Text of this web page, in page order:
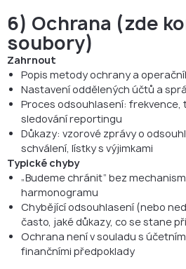
6) Ochrana (zde
soubory)
Zahrnout
Popis metody ochrany a
Nastavení oddělených účtů a
Proces odsouhlasení: frekvence,
sledování reportingu
Důkazy: vzorové zprávy o
schválení, lístky s výjimkami
Typické chyby
„Budeme chránit“ bez
harmonogramu
Chybějící odsouhlasení (nebo
často, jaké důkazy, co se stane
Ochrana není v souladu s
finančními předpoklady